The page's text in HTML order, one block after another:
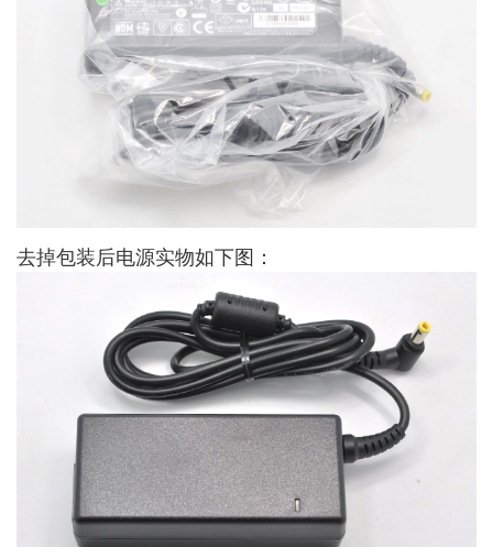
去掉包装后电源实物如下图：